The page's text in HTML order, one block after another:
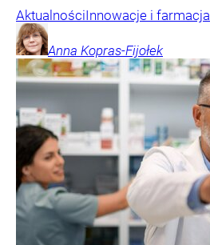
AktualnościInnowacje i farmacja
Anna Kopras-Fijołek